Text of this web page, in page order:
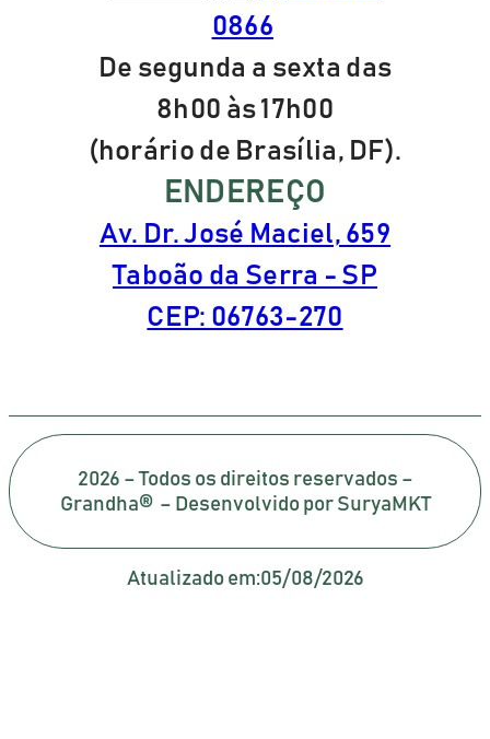
0866
De segunda a sexta das
8h00 às 17h00
(horário de Brasília, DF).
ENDEREÇO
Av. Dr. José Maciel, 659
Taboão da Serra - SP
CEP: 06763-270
2026 – Todos os direitos reservados –
Grandha® – Desenvolvido por SuryaMKT
Atualizado em:05/08/2026